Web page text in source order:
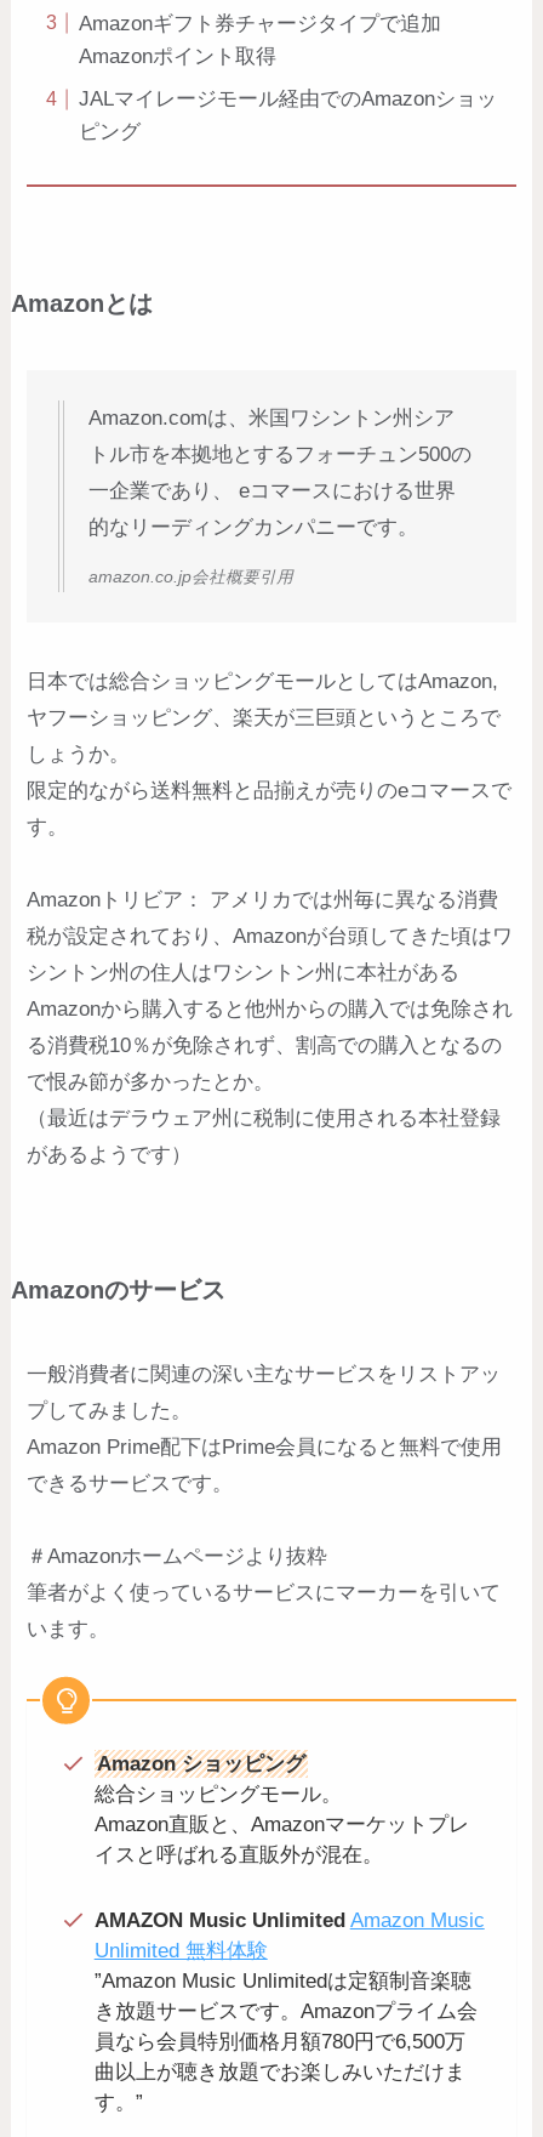
Amazonギフト券チャージタイプで追加
Amazonポイント取得
JALマイレージモール経由でのAmazonショッ
ピング
Amazonとは
Amazon.comは、米国ワシントン州シア
トル市を本拠地とするフォーチュン500の
一企業であり、 eコマースにおける世界
的なリーディングカンパニーです。
amazon.co.jp会社概要引用
日本では総合ショッピングモールとしてはAmazon,
ヤフーショッピング、楽天が三巨頭というところで
しょうか。
限定的ながら送料無料と品揃えが売りのeコマースで
す。
Amazonトリビア： アメリカでは州毎に異なる消費
税が設定されており、Amazonが台頭してきた頃はワ
シントン州の住人はワシントン州に本社がある
Amazonから購入すると他州からの購入では免除され
る消費税10％が免除されず、割高での購入となるの
で恨み節が多かったとか。
（最近はデラウェア州に税制に使用される本社登録
があるようです）
Amazonのサービス
一般消費者に関連の深い主なサービスをリストアッ
プしてみました。
Amazon Prime配下はPrime会員になると無料で使用
できるサービスです。
＃Amazonホームページより抜粋
筆者がよく使っているサービスにマーカーを引いて
います。
Amazon ショッピング
総合ショッピングモール。
Amazon直販と、Amazonマーケットプレ
イスと呼ばれる直販外が混在。
AMAZON Music Unlimited Amazon Music
Unlimited 無料体験
”Amazon Music Unlimitedは定額制音楽聴
き放題サービスです。Amazonプライム会
員なら会員特別価格月額780円で6,500万
曲以上が聴き放題でお楽しみいただけま
す。”